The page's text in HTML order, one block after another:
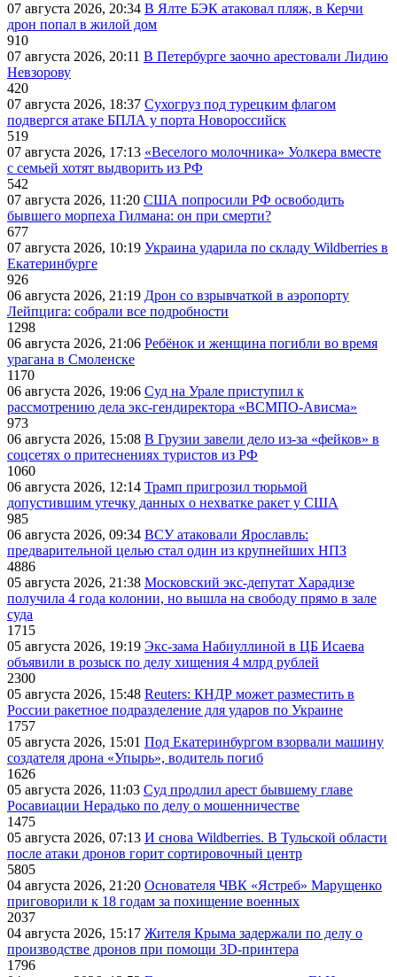
07 августа 2026, 20:34 В Ялте БЭК атаковал пляж, в Керчи
дрон попал в жилой дом
910
07 августа 2026, 20:11 В Петербурге заочно арестовали Лидию
Невзорову
420
07 августа 2026, 18:37 Сухогруз под турецким флагом
подвергся атаке БПЛА у порта Новороссийск
519
07 августа 2026, 17:13 «Веселого молочника» Уолкера вместе
с семьей хотят выдворить из РФ
542
07 августа 2026, 11:20 США попросили РФ освободить
бывшего морпеха Гилмана: он при смерти?
677
07 августа 2026, 10:19 Украина ударила по складу Wildberries в
Екатеринбурге
926
06 августа 2026, 21:19 Дрон со взрывчаткой в аэропорту
Лейпцига: собрали все подробности
1298
06 августа 2026, 21:06 Ребёнок и женщина погибли во время
урагана в Смоленске
1170
06 августа 2026, 19:06 Суд на Урале приступил к
рассмотрению дела экс-гендиректора «ВСМПО-Ависма»
973
06 августа 2026, 15:08 В Грузии завели дело из-за «фейков» в
соцсетях о притеснениях туристов из РФ
1060
06 августа 2026, 12:14 Трамп пригрозил тюрьмой
допустившим утечку данных о нехватке ракет у США
985
06 августа 2026, 09:34 ВСУ атаковали Ярославль:
предварительной целью стал один из крупнейших НПЗ
4886
05 августа 2026, 21:38 Московский экс-депутат Харадизе
получила 4 года колонии, но вышла на свободу прямо в зале
суда
1715
05 августа 2026, 19:19 Экс-зама Набиуллиной в ЦБ Исаева
объявили в розыск по делу хищения 4 млрд рублей
2300
05 августа 2026, 15:48 Reuters: КНДР может разместить в
России ракетное подразделение для ударов по Украине
1757
05 августа 2026, 15:01 Под Екатеринбургом взорвали машину
создателя дрона «Упырь», водитель погиб
1626
05 августа 2026, 11:03 Суд продлил арест бывшему главе
Росавиации Нерадько по делу о мошенничестве
1475
05 августа 2026, 07:13 И снова Wildberries. В Тульской области
после атаки дронов горит сортировочный центр
5805
04 августа 2026, 21:20 Основателя ЧВК «Ястреб» Марущенко
приговорили к 18 годам за похищение военных
2037
04 августа 2026, 15:17 Жителя Крыма задержали по делу о
производстве дронов при помощи 3D‑принтера
1796